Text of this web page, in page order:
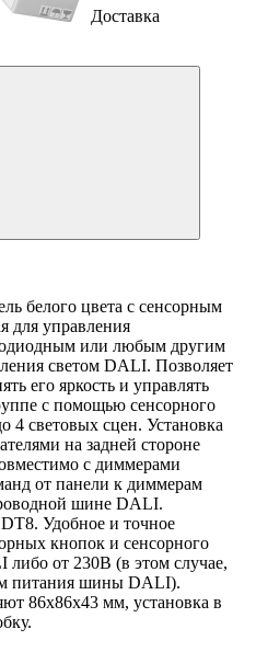
Доставка
белого цвета с сенсорным
для управления
или любым другим
светом DALI. Позволяет
его яркость и управлять
с помощью сенсорного
4 световых сцен. Установка
на задней стороне
с диммерами
от панели к диммерам
шине DALI.
Удобное и точное
кнопок и сенсорного
от 230В (в этом случае,
питания шины DALI).
86х86х43 мм, установка в